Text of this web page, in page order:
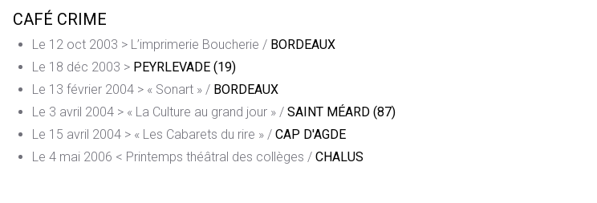
CAFÉ CRIME
Le 12 oct 2003 > L’imprimerie Boucherie / BORDEAUX
Le 18 déc 2003 > PEYRLEVADE (19)
Le 13 février 2004 > « Sonart » / BORDEAUX
Le 3 avril 2004 > « La Culture au grand jour » / SAINT MÉARD (87)
Le 15 avril 2004 > « Les Cabarets du rire » / CAP D'AGDE
Le 4 mai 2006 < Printemps théâtral des collèges / CHALUS